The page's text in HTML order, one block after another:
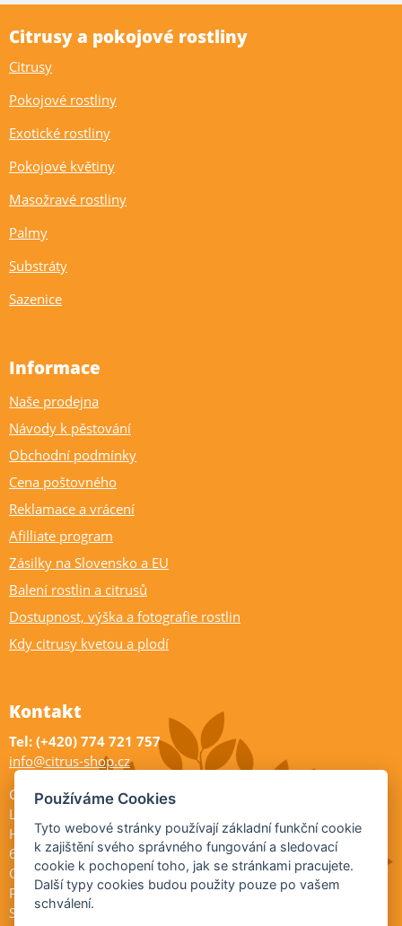
Citrusy a pokojové rostliny
Citrusy
Pokojové rostliny
Exotické rostliny
Pokojové květiny
Masožravé rostliny
Palmy
Substráty
Sazenice
Informace
Naše prodejna
Návody k pěstování
Obchodní podmínky
Cena poštovného
Reklamace a vrácení
Afilliate program
Zásilky na Slovensko a EU
Balení rostlin a citrusů
Dostupnost, výška a fotografie rostlin
Kdy citrusy kvetou a plodí
Kontakt
Tel: (+420) 774 721 757
info@citrus-shop.cz
Citrus shop zahradnictví
Legionářů 2
Hodonín
695 01
Otevřeno:
Po-Pá 9-17
So 9-11:30
Používáme Cookies
Tyto webové stránky používají základní funkční cookie
k zajištění svého správného fungování a sledovací
cookie k pochopení toho, jak se stránkami pracujete.
Další typy cookies budou použity pouze po vašem
schválení.